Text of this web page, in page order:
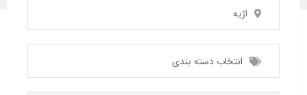
اژیه
انتخاب دسته بندی